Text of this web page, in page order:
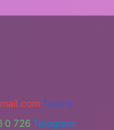
Teams:
0 726 Telegram: